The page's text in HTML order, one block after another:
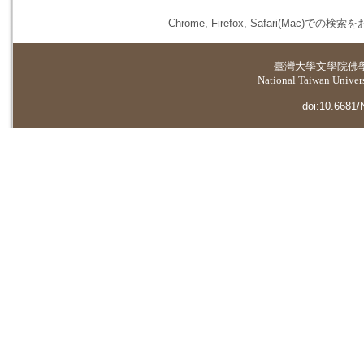
Chrome, Firefox, Safari(Mac)での検索を
臺灣大學文學院佛
National Taiwan
doi:10.6681/